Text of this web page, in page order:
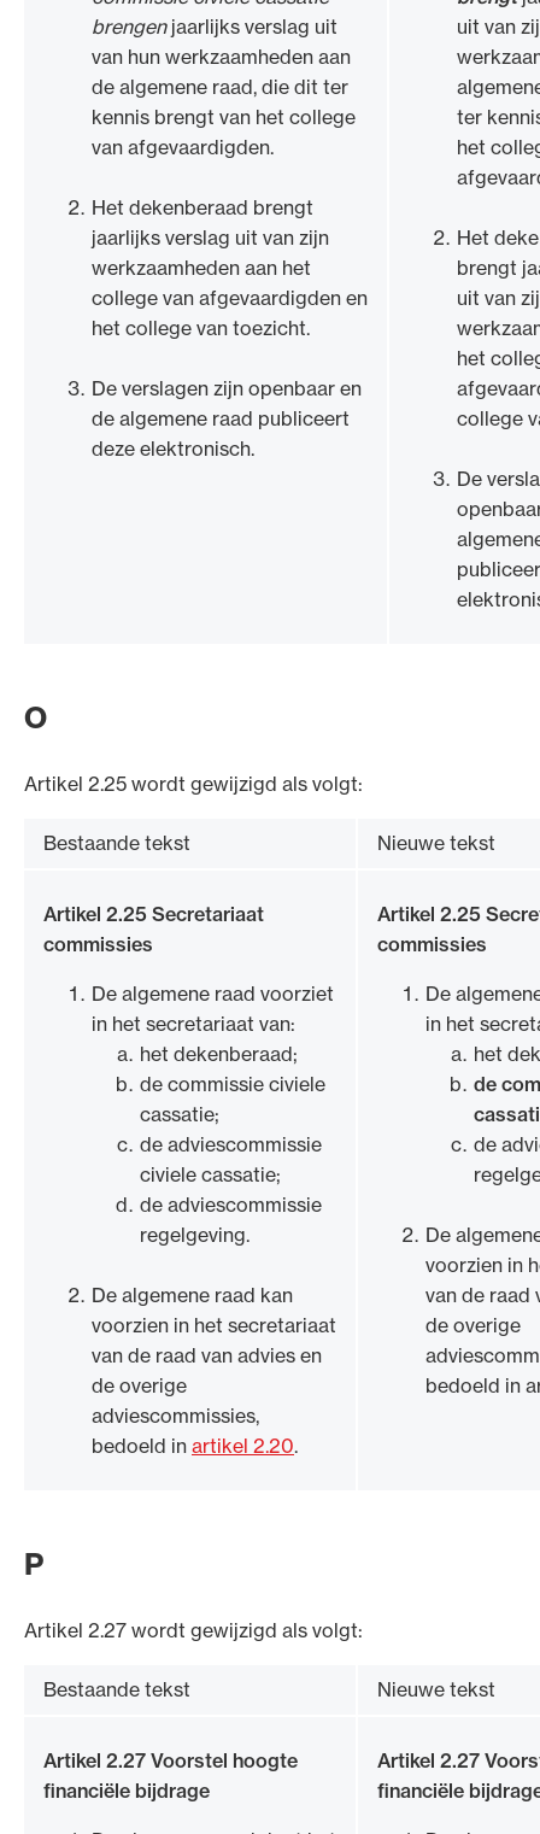
brengenjaarlijks verslag uit
van hun werkzaamheden aan
de algemene raad, die dit ter
kennis brengt van het college
van afgevaardigden.
Het dekenberaad brengt
jaarlijks verslag uit van zijn
werkzaamheden aan het
college van afgevaardigden en
het college van toezicht.
De verslagen zijn openbaar en
de algemene raad publiceert
deze elektronisch.
uit van
ter
het
Het
brengt
uit van
het
college
De
O
Artikel 2.25 wordt gewijzigd als volgt:
Bestaande tekst Nieuwe tekst
Artikel 2.25 Secretariaat
commissies
De algemene raad voorziet
in het secretariaat van:
het dekenberaad;
de commissie civiele
cassatie;
de adviescommissie
civiele cassatie;
de adviescommissie
regelgeving.
De algemene raad kan
voorzien in het secretariaat
van de raad van advies en
de overige
adviescommissies,
bedoeld in artikel 2.20.
Artikel 2.25
commissies
De
in het
het
de
de
De
voorzien in
van de raad
de overige
bedoeld in
P
Artikel 2.27 wordt gewijzigd als volgt:
Bestaande tekst Nieuwe tekst
Artikel 2.27 Voorstel hoogte
financiële bijdrage
Artikel 2.27
financiële